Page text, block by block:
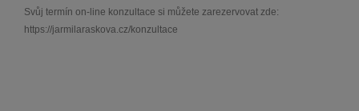
Svůj termín on-line konzultace si můžete zarezervovat zde:
https://jarmilaraskova.cz/konzultace